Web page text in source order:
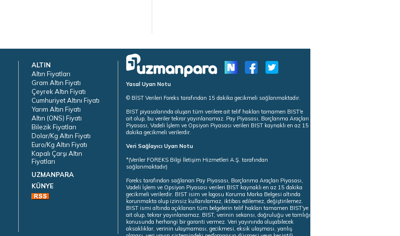
ALTIN
Altın Fiyatları
Gram Altın Fiyatı
Çeyrek Altın Fiyatı
Cumhuriyet Altını Fiyatı
Yarım Altın Fiyatı
Altın (ONS) Fiyatı
Bilezik Fiyatları
Dolar/Kg Altın Fiyatı
Euro/Kg Altın Fiyatı
Kapalı Çarşı Altın
Fiyatları
UZMANPARA
KÜNYE
Yasal Uyarı Notu
© BİST Verileri Foreks tarafından 15 dakika gecikmeli sağlanmaktadır.
BIST piyasalarında oluşan tüm verilere ait telif hakları tamamen BIST'e
ait olup, bu veriler tekrar yayınlanamaz. Pay Piyasası, Borçlanma Araçları
Piyasası, Vadeli İşlem ve Opsiyon Piyasası verileri BIST kaynaklı en az 15
dakika gecikmeli verilerdir.
Veri Sağlayıcı Uyarı Notu
*(Veriler FOREKS Bilgi İletişim Hizmetleri A.Ş. tarafından
sağlanmaktadır)
Foreks tarafından sağlanan Pay Piyasası, Borçlanma Araçları Piyasası,
Vadeli İşlem ve Opsiyon Piyasası verileri BIST kaynaklı en az 15 dakika
gecikmeli verilerdir. BIST isim ve logosu Koruma Marka Belgesi altında
korunmakta olup izinsiz kullanılamaz, iktibas edilemez, değiştirilemez.
BIST ismi altında açıklanan tüm belgelerin telif hakları tamamen BIST'ye
ait olup, tekrar yayınlanamaz. BIST, verinin sekansı, doğruluğu ve tamlığı
konusunda herhangi bir garanti vermez. Veri yayınında oluşabilecek
aksaklıklar, verinin ulaşmaması, gecikmesi, eksik ulaşması, yanlış